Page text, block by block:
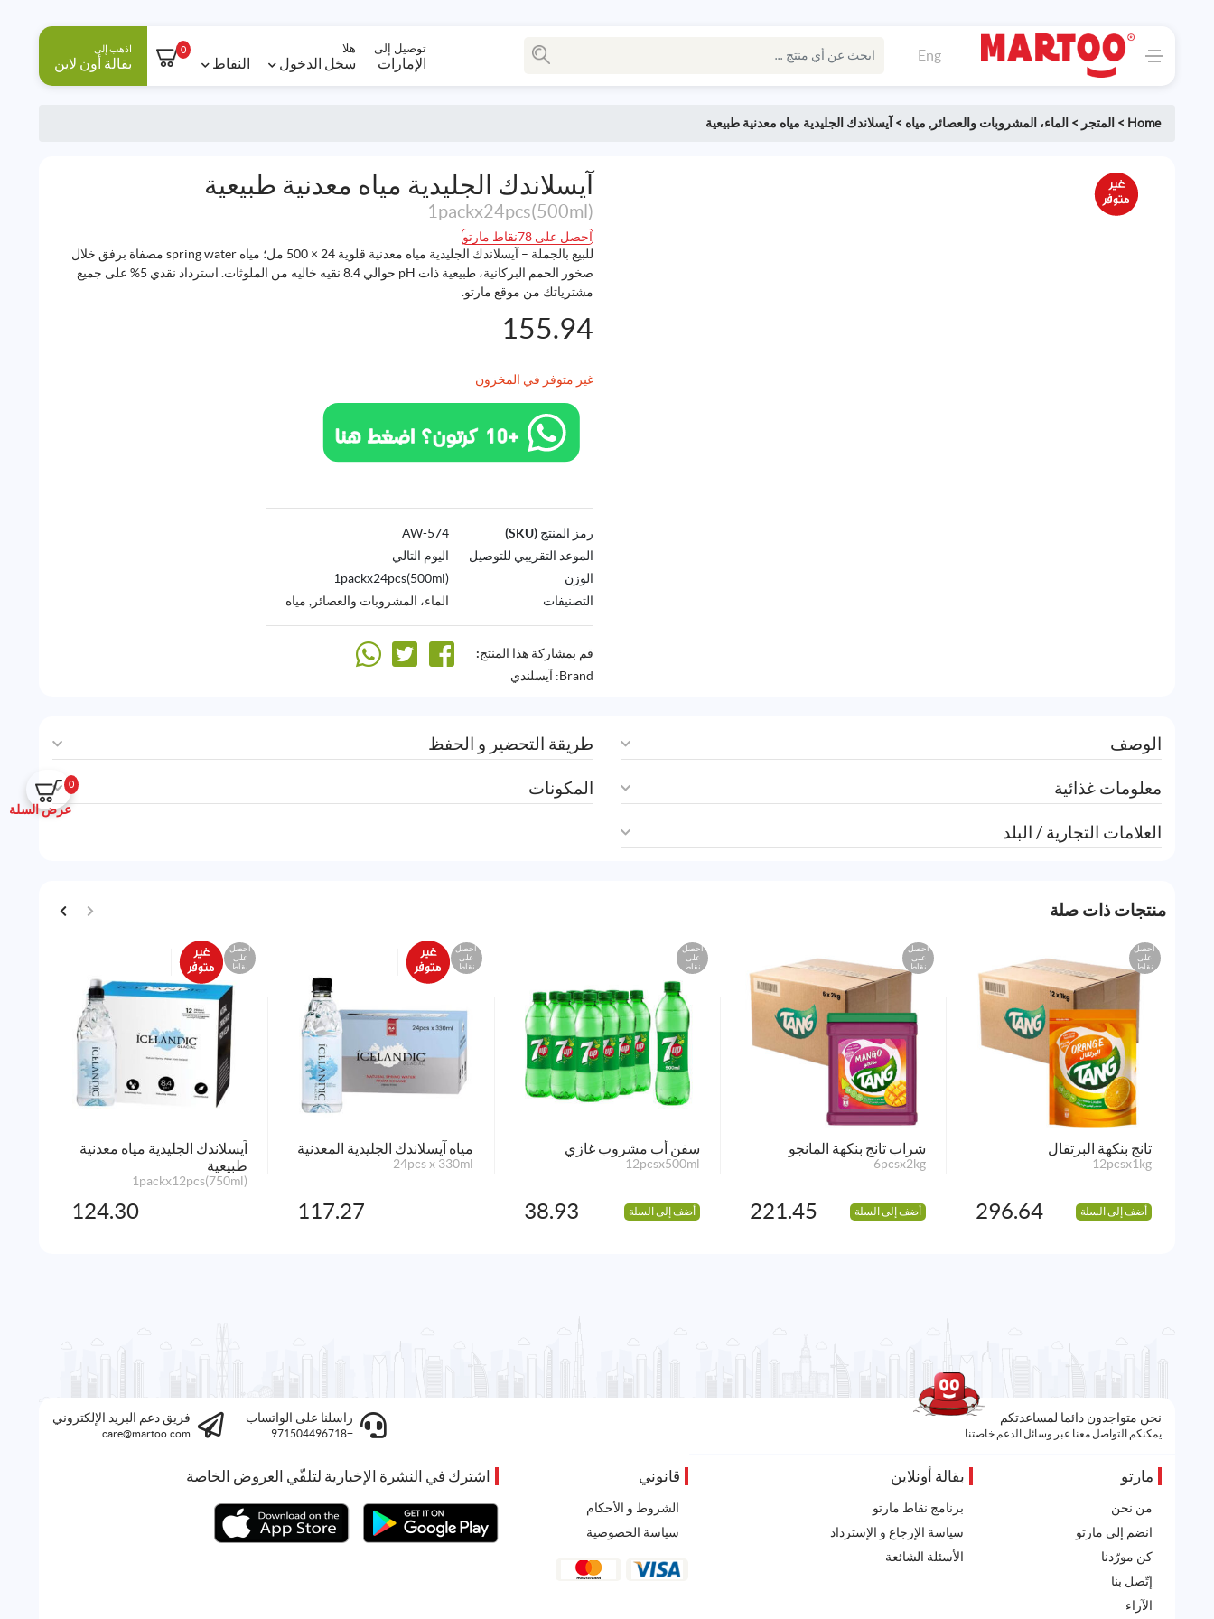
Eng توصيل إلى
الإمارات
هلا
سجَل الدخول النقاط
0 اذهب إلى
بقالة أون لاين
0
عرض السلة
Home
> المتجر > الماء، المشروبات والعصائر, مياه > آيسلاندك الجليدية مياه معدنية طبيعية
آيسلاندك الجليدية مياه معدنية طبيعية
1packx24pcs(500ml)
احصل على 78نقاط مارتو
للبيع بالجملة – آيسلاندك الجليدية مياه معدنية قلوية 24 × 500 مل؛ مياه spring water مصفاة برفق خلال
صخور الحمم البركانية، طبيعية ذات pH حوالي 8.4 نقيه خاليه من الملوثات. استرداد نقدي 5% على جميع
مشترياتك من موقع مارتو.
155.94
غير متوفر في المخزون
رمز المنتج (SKU)
574-AW
الموعد التقريبي للتوصيل
اليوم التالي
الوزن
1packx24pcs(500ml)
التصنيفات
الماء، المشروبات والعصائر مياه
قم بمشاركة هذا المنتج:
Brand: آيسلندي
الوصف
معلومات غذائية
العلامات التجارية / البلد
طريقة التحضير و الحفظ
المكونات
منتجات ذات صلة
احصل
على
نقاط
تانج بنكهة البرتقال
12pcsx1kg
أضف إلى السلة 296.64
احصل
على
نقاط
شراب تانج بنكهة المانجو
6pcsx2kg
أضف إلى السلة 221.45
احصل
على
نقاط
سفن أب مشروب غازي
12pcsx500ml
أضف إلى السلة 38.93
احصل
على
نقاط
مياه آيسلاندك الجليدية المعدنية
24pcs x 330ml
117.27
احصل
على
نقاط
آيسلاندك الجليدية مياه معدنية
طبيعية
1packx12pcs(750ml)
124.30
نحن متواجدون دائما لمساعدتكم
يمكنكم التواصل معنا عبر وسائل الدعم خاصتنا
راسلنا على الواتساب
+971504496718
فريق دعم البريد الإلكتروني
care@martoo.com
مارتو
من نحن
انضم إلى مارتو
كن مورّدنا
إتّصل بنا
الآراء
بقالة أونلاين
برنامج نقاط مارتو
سياسة الإرجاع و الإسترداد
الأسئلة الشائعة
قانوني
الشروط و الأحكام
سياسة الخصوصية
اشترك في النشرة الإخبارية لتلقّي العروض الخاصة